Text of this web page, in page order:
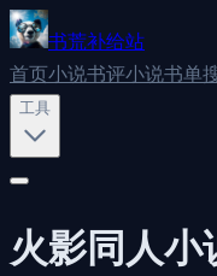
书荒补给站
首页小说书评小说书单
工具
火影同人小